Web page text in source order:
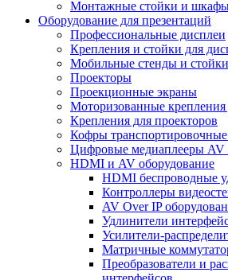
Монтажные стойки и
Оборудование для презентаций
Профессиональные дисплеи
Крепления и стойки для
Мобильные стенды и стойки
Проекторы
Проекционные экраны
Моторизованные крепления
Крепления для проекторов
Кофры
Цифровые медиаплееры AV
HDMI и AV оборудование
HDMI беспроводные
Контроллеры
AV Over IP
Удлинители
Усилители-
Матричные
Преобразователи и